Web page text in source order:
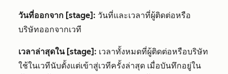
วันที่ออกจาก [stage]: วันที่และเวลาที่ผู้ติดต่อหรือ
บริษัทออกจากเวที
เวลาล่าสุดใน [stage]: เวลาทั้งหมดที่ผู้ติดต่อหรือบริษัท
ใช้ในเวทีนับตั้งแต่เข้าสู่เวทีครั้งล่าสุด เมื่อบันทึกอยู่ใน